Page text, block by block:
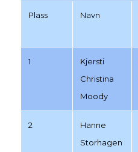
Plass Navn
1
Kjersti
Christina
Moody
2
Hanne
Storhagen